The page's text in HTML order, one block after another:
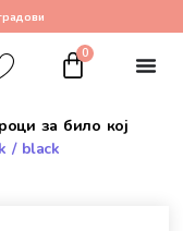
0
за било кој
/ black